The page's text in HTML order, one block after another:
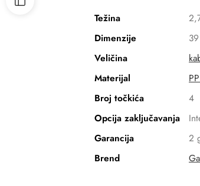
Težina
Dimenzije
Veličina
Materijal
Broj točkića
4
Opcija zaključavanja
Garancija
2
Brend